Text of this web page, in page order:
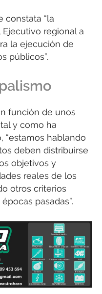
constata “la
regional a
la ejecución de
públicos”.
función de unos
y como ha
“estamos hablando
deben distribuirse
objetivos y
reales de los
otros criterios
pasadas”.